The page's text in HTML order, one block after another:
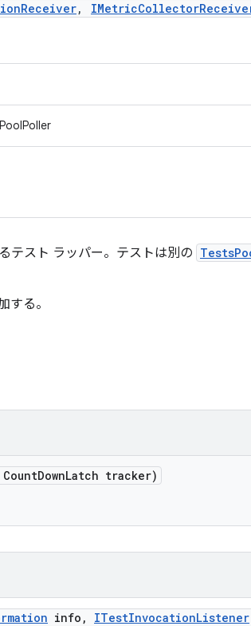
,
テスト ラッパー。テストは別の
する。
CountDownLatch tracker)
info , ITestInvocationListener